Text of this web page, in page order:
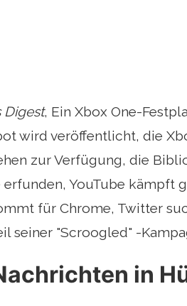
Digest, Ein Xbox One-
wird veröffentlicht, die
zur Verfügung, die
YouTube kämpft
für Chrome, Twitter
seiner "Scroogled" -
in